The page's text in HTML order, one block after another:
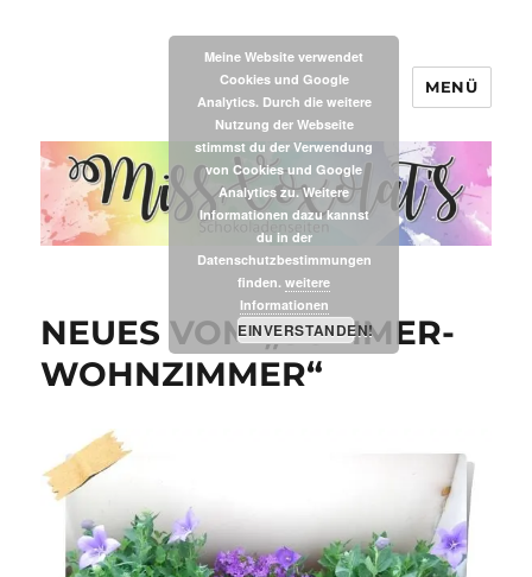
MissXoxolat's
MENÜ
NEUES VOM „SOMMER-
WOHNZIMMER“
Meine Website verwendet
Cookies und Google
Analytics. Durch die weitere
Nutzung der Webseite
stimmst du der Verwendung
von Cookies und Google
Analytics zu. Weitere
Informationen dazu kannst
du in der
Datenschutzbestimmungen
finden. weitere
Informationen
EINVERSTANDEN!